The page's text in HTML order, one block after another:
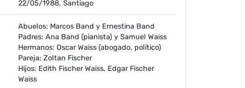
22/05/1988, Santiago
Abuelos: Marcos Band y Ernestina Band
Padres: Ana Band (pianista) y Samuel Waiss
Hermanos: Oscar Waiss (abogado, político)
Pareja: Zoltan Fischer
Hijos: Edith Fischer Waiss, Edgar Fischer
Waiss